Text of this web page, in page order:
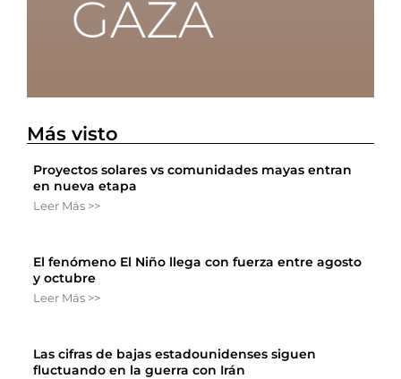
Más visto
Proyectos solares vs comunidades mayas entran
en nueva etapa
Leer Más >>
El fenómeno El Niño llega con fuerza entre agosto
y octubre
Leer Más >>
Las cifras de bajas estadounidenses siguen
fluctuando en la guerra con Irán